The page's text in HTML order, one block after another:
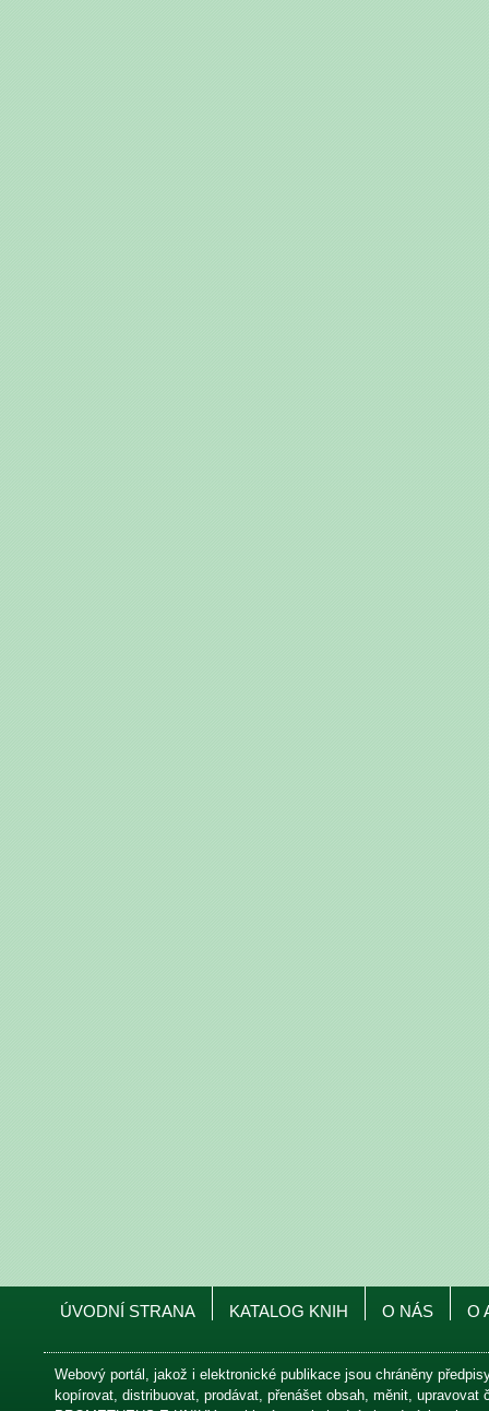
ÚVODNÍ STRANA KATALOG KNIH O NÁS O
Webový portál, jakož i elektronické publikace jsou chráněny
kopírovat, distribuovat, prodávat, přenášet obsah, měnit,